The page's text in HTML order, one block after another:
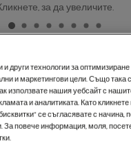
за да увеличите.
с фризер
201 cm
други технологии за оптимизиране
и маркетингови цели. Също така
използвате нашия уебсайт с
и аналитиката. Като
се съгласявате с начина,
За повече информация, моля,